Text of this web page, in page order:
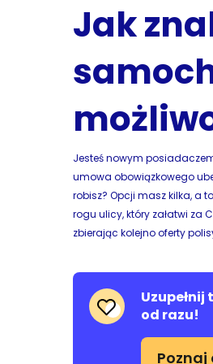
Jak
Jesteś nowym
umowa obowiązkowego
robisz? Opcji masz kilka, a
rogu ulicy, który załatwi za
zbierając kolejno oferty
Uzupełnij
od razu!
Poznaj